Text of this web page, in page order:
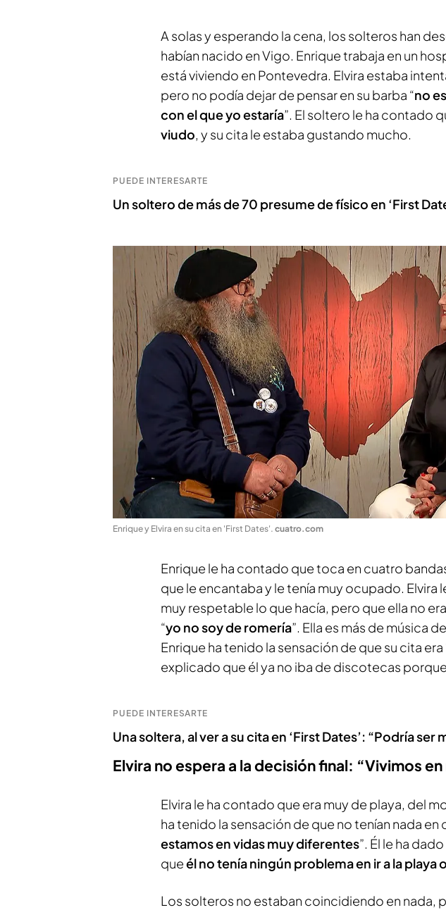
A solas y esperando la cena, los solteros han
habían nacido en Vigo. Enrique trabaja en un
está viviendo en Pontevedra. Elvira estaba
pero no podía dejar de pensar en su barba “no
con el que yo estaría”. El soltero le ha contado
viudo, y su cita le estaba gustando mucho.
PUEDE INTERESARTE
Un soltero de más de 70 presume de físico en ‘First
Enrique y Elvira en su cita en 'First Dates'. cuatro.com
Enrique le ha contado que toca en cuatro
que le encantaba y le tenía muy ocupado. Elvira
muy respetable lo que hacía, pero que ella no
“yo no soy de romería”. Ella es más de música
Enrique ha tenido la sensación de que su cita
explicado que él ya no iba de discotecas
PUEDE INTERESARTE
Una soltera, al ver a su cita en ‘First Dates’: “Podría ser
Elvira no espera a la decisión final: “Vivimos
Elvira le ha contado que era muy de playa, del
ha tenido la sensación de que no tenían nada en
estamos en vidas muy diferentes”. Él le ha
queél no tenía ningún problema en ir a la playa
Los solteros no estaban coincidiendo en nada,